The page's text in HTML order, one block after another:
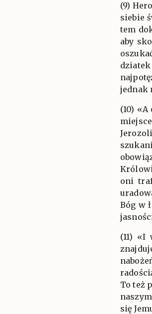
(9)
siebie
tem
aby
jednak
(10)
oni
Bóg w
(11) «I
To też
się